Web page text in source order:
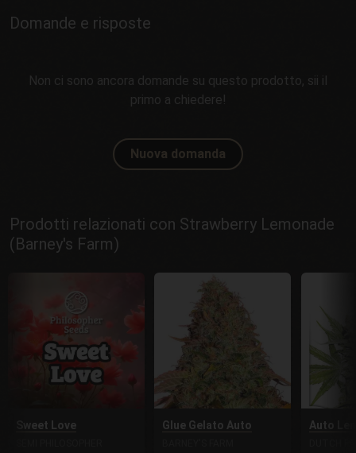
Domande e risposte
Non ci sono ancora domande su questo prodotto, sii il
primo a chiedere!
Nuova domanda
Prodotti relazionati con Strawberry Lemonade
(Barney's Farm)
Sweet Love Glue Gelato Auto Auto